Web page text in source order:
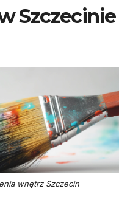
Szczecinie
wnętrz Szczecin